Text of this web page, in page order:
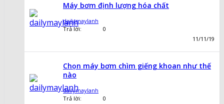
Máy bơm định lượng hóa chất
dailymaylanh
Trả lời:
0
11/11/19
Chọn máy bơm chìm giếng khoan như thế
nào
dailymaylanh
Trả lời:
0